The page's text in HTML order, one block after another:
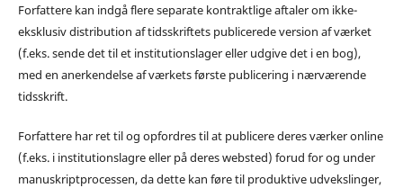
Forfattere kan indgå flere separate kontraktlige aftaler om ikke-
eksklusiv distribution af tidsskriftets publicerede version af værket
(f.eks. sende det til et institutionslager eller udgive det i en bog),
med en anerkendelse af værkets første publicering i nærværende
tidsskrift.
Forfattere har ret til og opfordres til at publicere deres værker online
(f.eks. i institutionslagre eller på deres websted) forud for og under
manuskriptprocessen, da dette kan føre til produktive udvekslinger,